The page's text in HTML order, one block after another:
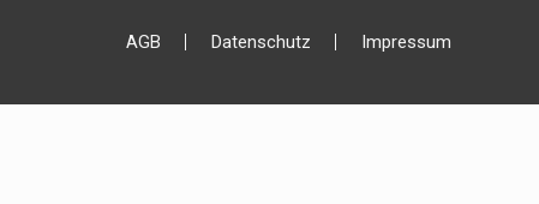
AGB Datenschutz Impressum